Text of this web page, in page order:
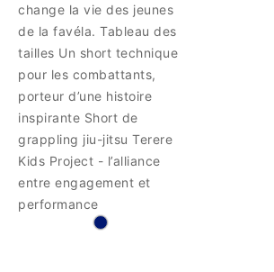
change la vie des jeunes
de la favéla. Tableau des
tailles Un short technique
pour les combattants,
porteur d’une histoire
inspirante Short de
grappling jiu-jitsu Terere
Kids Project - l’alliance
entre engagement et
performance